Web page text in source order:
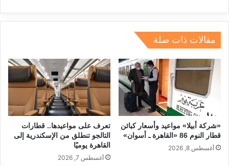
c
e
b
o
o
k
ai
l
at
s
A
p
p
e
a
s
e
gr
m
k
e
n
ar
e
مقالات ذات صلة
«شركة أبيلا» مواعيد وأسعار كبائن
قطار النوم 86 «القاهرة ـ أسوان»
أغسطس 8, 2026
تعرف على مواعيدها.. قطارات
التالجو تنطلق من الإسكندرية إلى
القاهرة يوميًا
أغسطس 7, 2026